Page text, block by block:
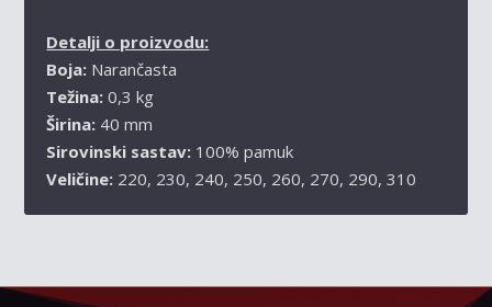
Detalji o proizvodu:
Boja: Narančasta
Težina: 0,3 kg
Širina: 40 mm
Sirovinski sastav: 100% pamuk
Veličine: 220, 230, 240, 250, 260, 270, 290, 310